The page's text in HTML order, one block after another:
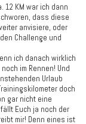
KM war ich dann
dass diese
anvisiere, oder
Challenge und
ich danach wirklich
im Rennen! Und
Urlaub
doch
gar nicht eine
Euch ja noch der
mir! Denn eines ist